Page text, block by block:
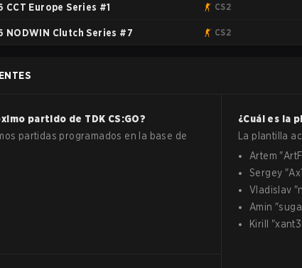
CCT Europe Series #1 CS2
NODWIN Clutch Series #7 CS2
partido de TDK CS:GO?
partidas programados en la base de
¿Cuál es la
La plantilla
Artem "
Sergey "
Vladislav "
Amin "
Kirill
"